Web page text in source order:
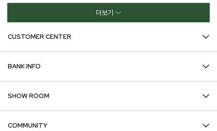
더보기
CUSTOMER CENTER
BANK INFO
SHOW ROOM
COMMUNITY